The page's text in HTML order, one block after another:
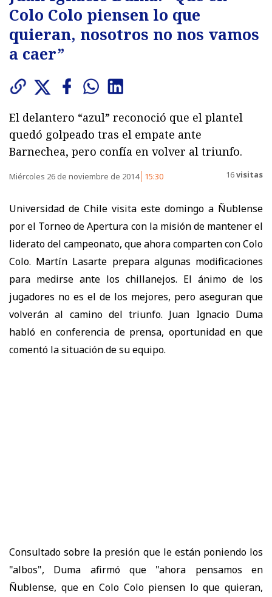
Colo Colo piensen lo que
quieran, nosotros no nos vamos
a caer”
El delantero “azul” reconoció que el plantel
quedó golpeado tras el empate ante
Barnechea, pero confía en volver al triunfo.
Miércoles 26 de noviembre de 2014 15:30 16visitas
Universidad de Chile visita este domingo a Ñublense
por el Torneo de Apertura con la misión de mantener el
liderato del campeonato, que ahora comparten con Colo
Colo. Martín Lasarte prepara algunas modificaciones
para medirse ante los chillanejos. El ánimo de los
jugadores no es el de los mejores, pero aseguran que
volverán al camino del triunfo. Juan Ignacio Duma
habló en conferencia de prensa, oportunidad en que
comentó la situación de su equipo.
Consultado sobre la presión que le están poniendo los
"albos", Duma afirmó que "ahora pensamos en
Ñublense, que en Colo Colo piensen lo que quieran,